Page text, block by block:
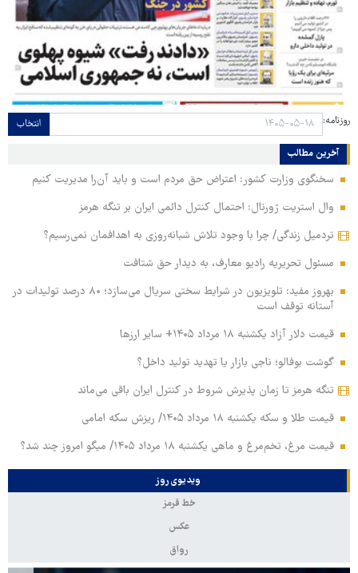
روزنامه: انتخاب
آخرین مطالب
سخنگوی وزارت کشور: اعتراض حق مردم است و باید آن‌را مدیریت کنیم
وال استریت ژورنال: احتمال کنترل دائمی ایران بر تنگه هرمز
تردمیل زندگی/ چرا با وجود تلاش شبانه‌روزی به اهدافمان نمی‌رسیم؟
مسئول تحریریه رادیو معارف، به دیدار حق شتافت
بهروز مفید: تلویزیون در شرایط سختی سریال می‌سازد؛ ۸۰ درصد تولیدات در
آستانه توقف است
قیمت دلار آزاد یکشنبه ۱۸ مرداد ۱۴۰۵+ سایر ارزها
گوشت بوفالو؛ ناجی بازار یا تهدید تولید داخل؟
تنگه هرمز تا زمان پذیرش شروط در کنترل ایران باقی می‌ماند
قیمت طلا و سکه یکشنبه ۱۸ مرداد ۱۴۰۵/ ریزش سکه امامی
قیمت مرغ، تخم‌مرغ و ماهی یکشنبه ۱۸ مرداد ۱۴۰۵/ میگو امروز چند شد؟
ویدیوی روز
خط قرمز
عکس
رواق